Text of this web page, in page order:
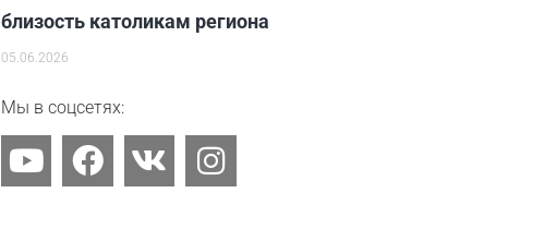
близость католикам региона
05.06.2026
Мы в соцсетях:
Y
o
F
a
V
k
I
n